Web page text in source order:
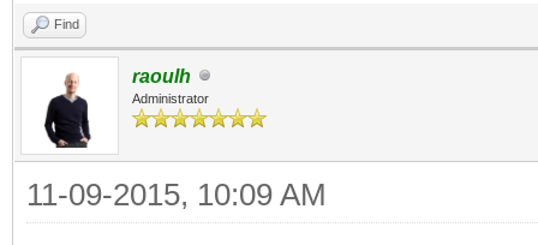
Find
raoulh
Administrator
11-09-2015, 10:09 AM